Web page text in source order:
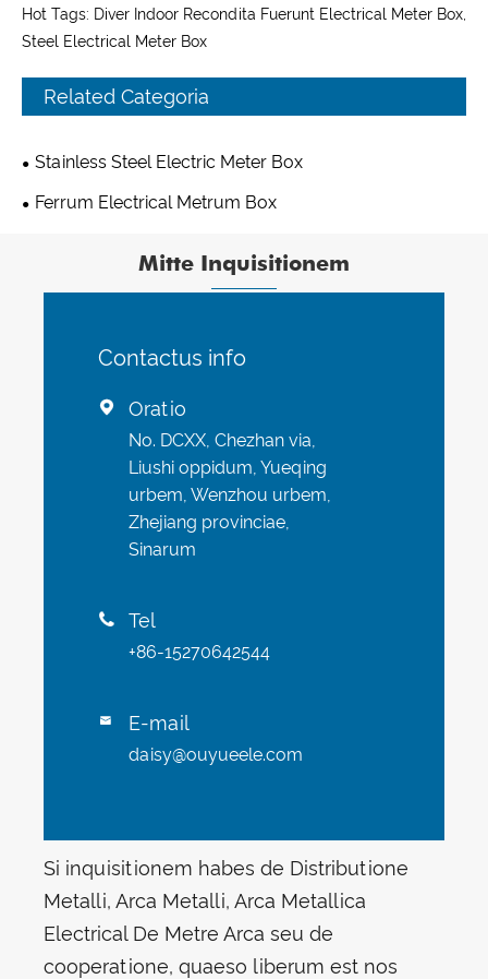
Hot Tags: Diver Indoor Recondita Fuerunt Electrical Meter Box,
Steel Electrical Meter Box
Related Categoria
Stainless Steel Electric Meter Box
Ferrum Electrical Metrum Box
Mitte Inquisitionem
Contactus info
 Oratio
No. DCXX, Chezhan via,
Liushi oppidum, Yueqing
urbem, Wenzhou urbem,
Zhejiang provinciae,
Sinarum
 Tel
+86-15270642544
 E-mail
daisy@ouyueele.com
Si inquisitionem habes de Distributione
Metalli, Arca Metalli, Arca Metallica
Electrical De Metre Arca seu de
cooperatione, quaeso liberum est nos